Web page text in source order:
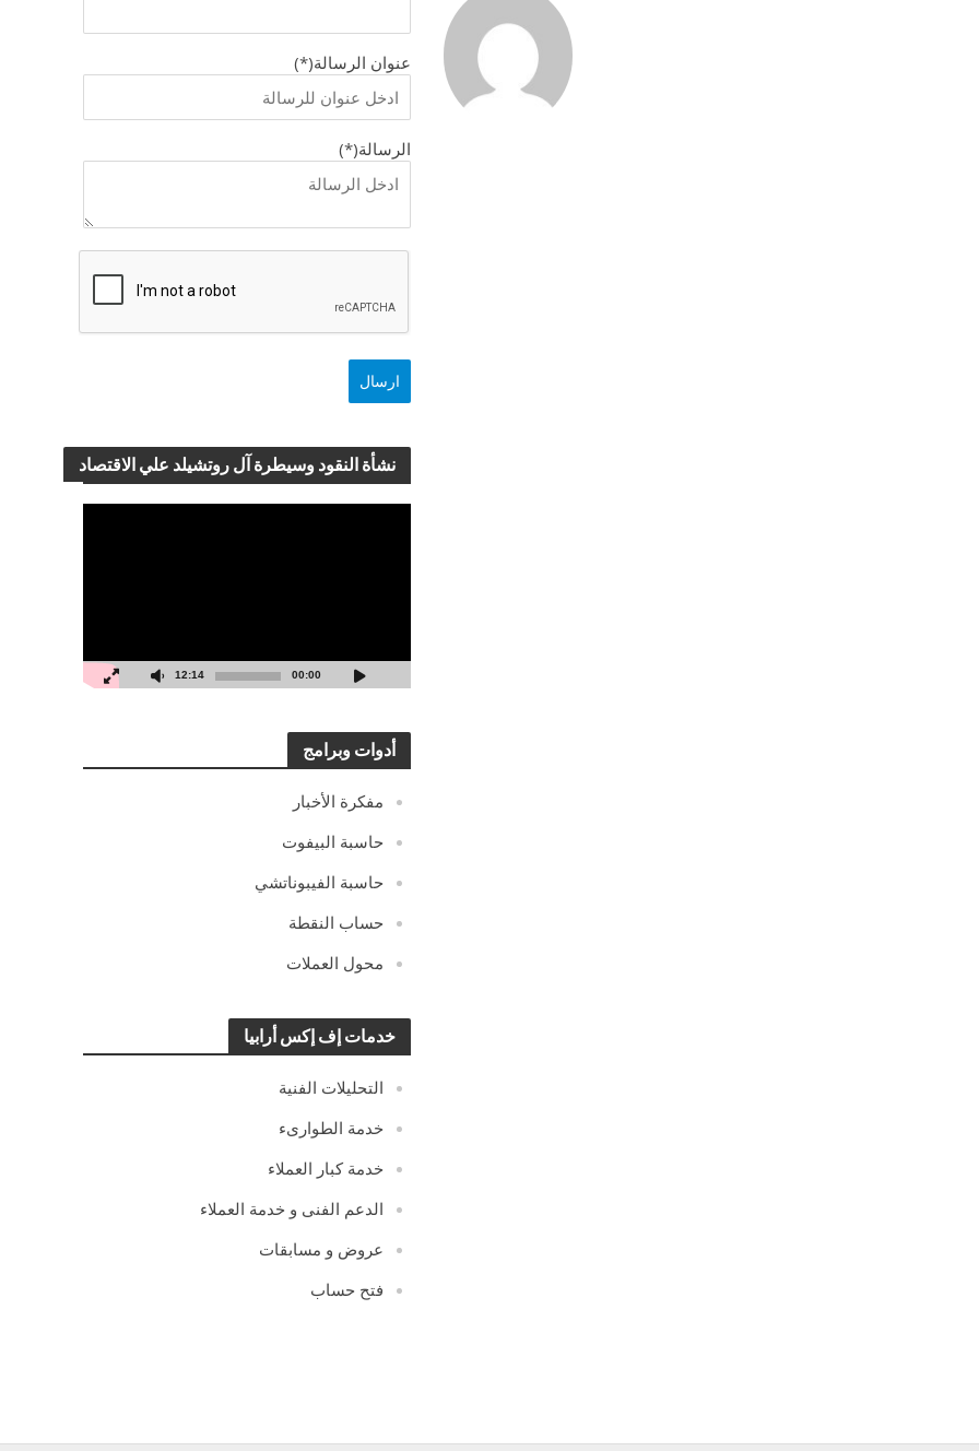
عنوان الرسالة(*)
الرسالة(*)
نشأة النقود وسيطرة آل روتشيلد علي الاقتصاد
00:00
12:14
أدوات وبرامج
مفكرة الأخبار
حاسبة البيفوت
حاسبة الفيبوناتشي
حساب النقطة
محول العملات
خدمات إف إكس أرابيا
التحليلات الفنية
خدمة الطوارىء
خدمة كبار العملاء
الدعم الفنى و خدمة العملاء
عروض و مسابقات
فتح حساب